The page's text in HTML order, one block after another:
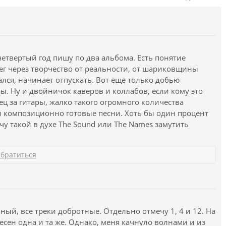
так не смог):
словами. Он балансирует на грани между
философским трактатом о времени, смерти и
былого дня»
я ориентировался на актуальный тогда хип-
являются треки 1, 2, 4, 6, 7, 8, 10.
Наличие вокальных сэмплов раггамаффина,
с типичными кричалками из сэмплеров той
и вокодеров создаёт достаточное вокальное
характерную для жанра интернациональную
мои склонности и к восточным созвучиям, и
булкотрясу, и к мелодичным медлякам. ИМХО,
Как всегда, буду несказанно рад комментам и
год пишу по два альбома. Есть понятие
через творчество от реальности, от шариковщины
начинает отпускать. Вот ещё только добью
Ну и двойничок каверов и коллабов, если кому это
за гитары, жалко такого огромного количества
композиционно готовые песни. Хоть бы один процент
такой в духе The Sound или The Names замутить
все треки добротные. Отдельно отмечу 1, 4 и 12. На
одна и та же. Однако, меня качнуло волнами и из